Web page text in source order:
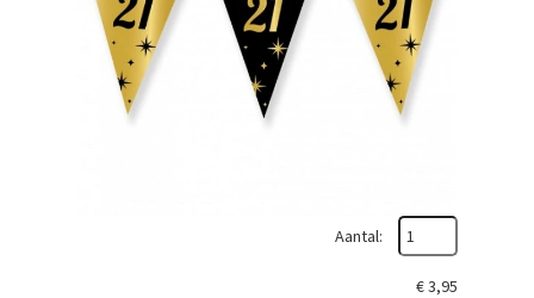
Aantal:
€3,95